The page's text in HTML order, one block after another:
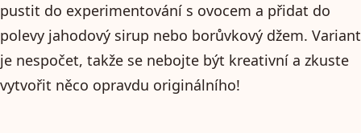
pustit do experimentování s ovocem a přidat do
polevy jahodový sirup nebo borůvkový džem. Variant
je nespočet, takže se nebojte být kreativní a zkuste
vytvořit něco opravdu originálního!